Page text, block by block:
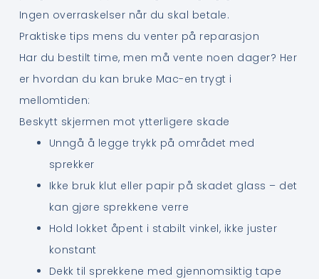
Ingen overraskelser når du skal betale.
Praktiske tips mens du venter på reparasjon
Har du bestilt time, men må vente noen dager? Her
er hvordan du kan bruke Mac-en trygt i
mellomtiden:
Beskytt skjermen mot ytterligere skade
Unngå å legge trykk på området med
sprekker
Ikke bruk klut eller papir på skadet glass – det
kan gjøre sprekkene verre
Hold lokket åpent i stabilt vinkel, ikke juster
konstant
Dekk til sprekkene med gjennomsiktig tape